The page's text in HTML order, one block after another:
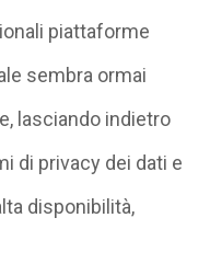
piattaforme
sembra ormai
lasciando indietro
di privacy dei dati e
disponibilità,